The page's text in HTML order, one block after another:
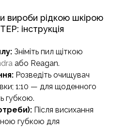
вироби рідкою шкірою
інструкція
Зніміть пил щіткою
або Reagan.
Розведіть очищувач
1:10 — для щоденного
губкою.
Після висихання
губкою для